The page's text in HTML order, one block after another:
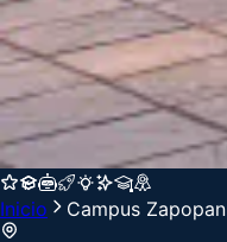
Inicio Campus Zapopan